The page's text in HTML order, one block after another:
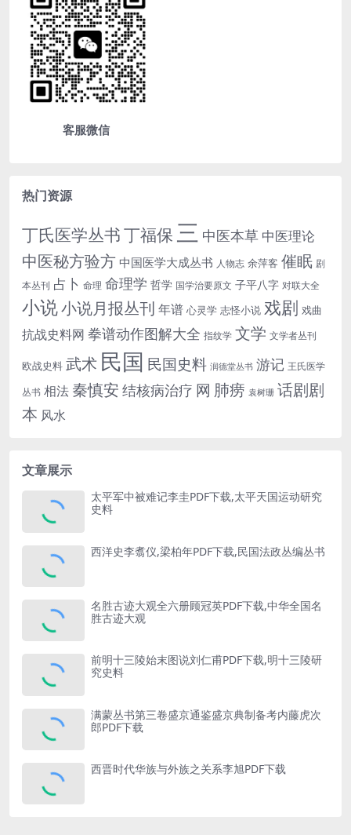
客服微信
热门资源
丁氏医学丛书丁福保 三 中医本草 中医理论
中医秘方验方 中国医学大成丛书 人物志 余萍客 催眠 剧
本丛刊 占卜 命理 命理学 哲学 国学治要原文 子平八字 对联大全
小说小说月报丛刊 年谱 心灵学 志怪小说 戏剧 戏曲
抗战史料网 拳谱动作图解大全 指纹学 文学 文学者丛刊
欧战史料 武术 民国 民国史料 润德堂丛书 游记 王氏医学
丛书 相法 秦慎安 结核病治疗 网 肺痨 袁树珊 话剧剧
本 风水
文章展示
太平军中被难记李圭PDF下载,太平天国运动研究
史料
西洋史李翥仪,梁柏年PDF下载,民国法政丛编丛书
名胜古迹大观全六册顾冠英PDF下载,中华全国名
胜古迹大观
前明十三陵始末图说刘仁甫PDF下载,明十三陵研
究史料
满蒙丛书第三卷盛京通鉴盛京典制备考内藤虎次
郎PDF下载
西晋时代华族与外族之关系李旭PDF下载